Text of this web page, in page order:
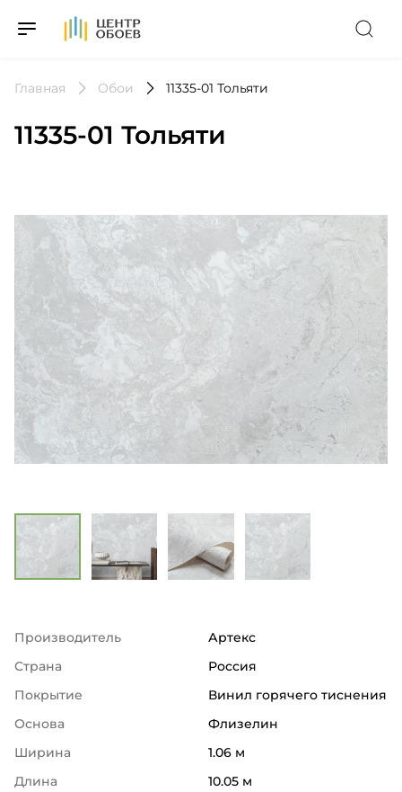
На Главную
Главная Обои 11335-01 Тольяти
11335-01 Тольяти
Производитель
Артекс
Страна
Россия
Покрытие
Винил горячего тиснения
Основа
Флизелин
Ширина
1.06 м
Длина
10.05 м